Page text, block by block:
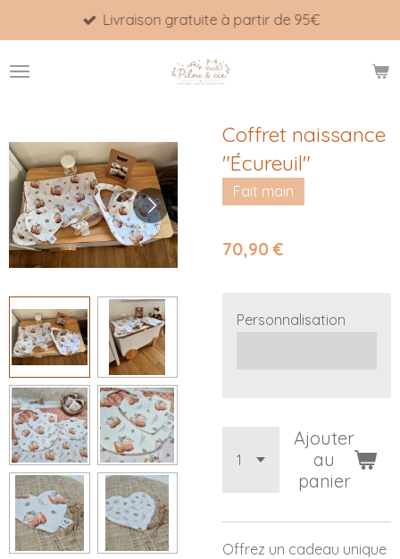
au
contenu
Livraison gratuite à partir de 95€
Coffret naissance
"Écureuil"
Fait main
70,90 €
Personnalisation
Ajouter
au
panier
Offrez un cadeau unique